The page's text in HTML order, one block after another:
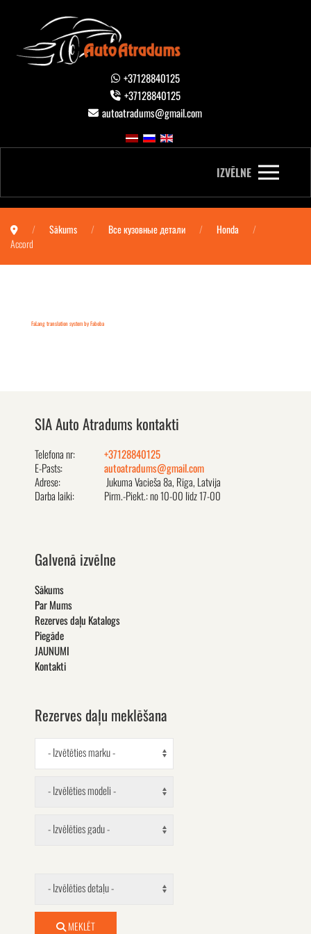
+37128840125
+37128840125
autoatradums@gmail.com
IZVĒLNE
Sākums Все кузовные детали
Honda
Accord
FaLang translation system by Faboba
SIA Auto Atradums kontakti
Telefona nr:
+37128840125
E-Pasts:
autoatradums@gmail.com
Adrese:
Jukuma Vacieša 8a, Rīga, Latvija
Darba laiki:
Pirm.-Piekt.: no 10-00 līdz 17-00
Galvenā izvēlne
Sākums
Par Mums
Rezerves daļu Katalogs
Piegāde
JAUNUMI
Kontakti
Rezerves daļu meklēšana
- Izvētēties marku -
- Izvēlēties modeli -
- Izvēlēties gadu -
- Izvēlēties detaļu -
MEKLĒT